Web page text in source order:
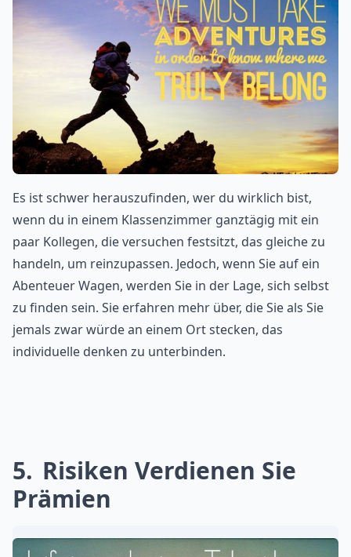
Es ist schwer herauszufinden, wer du wirklich bist,
wenn du in einem Klassenzimmer ganztägig mit ein
paar Kollegen, die versuchen festsitzt, das gleiche zu
handeln, um reinzupassen. Jedoch, wenn Sie auf ein
Abenteuer Wagen, werden Sie in der Lage, sich selbst
zu finden sein. Sie erfahren mehr über, die Sie als Sie
jemals zwar würde an einem Ort stecken, das
individuelle denken zu unterbinden.
5 Risiken Verdienen Sie
Prämien